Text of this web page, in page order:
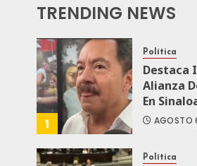
TRENDING NEWS
1
Política
Destaca
Alianza
En
AGOSTO
Política